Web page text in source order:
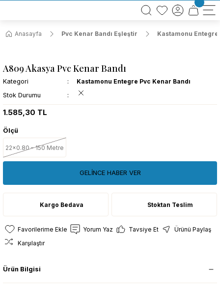
BÜTÜN ALIŞVERİŞLERİNİZDE KARGO BEDAVA!
TÜRKİYE GENELİNDE 10.000 MÜŞTERİ REFERANSI
Anasayfa
Pvc Kenar Bandı Eşleştir Kastamonu Entegre
A809 Akasya Pvc Kenar Bandı
Kategori
Kastamonu Entegre Pvc Kenar Bandı
Stok Durumu
1.585,30 TL
Ölçü
22x0.80 – 150 Metre
GELİNCE HABER VER
Kargo Bedava Stoktan Teslim
Yorum Yaz Tavsiye Et
Ürünü Paylaş
Karşılaştır
Ürün Bilgisi